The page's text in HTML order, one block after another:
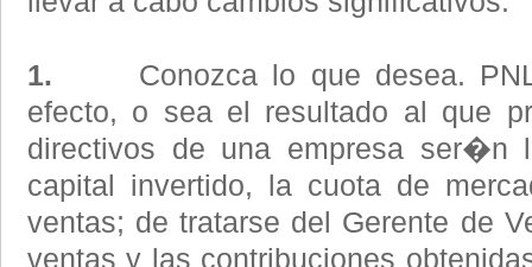
1. Conozca lo que desea. PNL
efecto, o sea el resultado al que
directivos de una empresa ser�n
capital invertido, la cuota de
ventas; de tratarse del Gerente de
ventas y las contribuciones